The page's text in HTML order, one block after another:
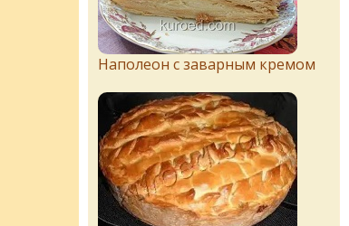
Наполеон с заварным кремом